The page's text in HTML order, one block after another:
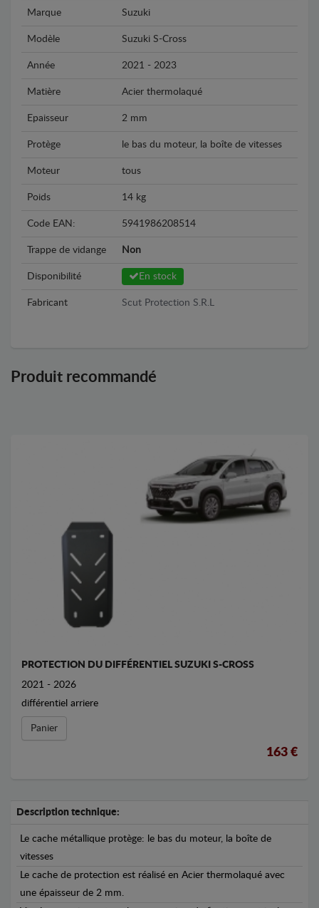
Marque Suzuki
Modèle Suzuki S-Cross
Année 2021 - 2023
Matière Acier thermolaqué
Epaisseur 2 mm
Protège le bas du moteur, la boîte de vitesses
Moteur tous
Poids 14 kg
Code EAN: 5941986208514
Trappe de vidange Non
Disponibilité En stock
Fabricant Scut Protection S.R.L
Produit recommandé
PROTECTION DU DIFFÉRENTIEL SUZUKI S-CROSS
2021 - 2026
différentiel arriere
Panier
163 €
Description technique:
Le cache métallique protège: le bas du moteur, la boîte de
vitesses
Le cache de protection est réalisé en Acier thermolaqué avec
une épaisseur de 2 mm.